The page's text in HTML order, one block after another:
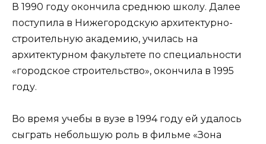
В 1990 году окончила среднюю школу. Далее
поступила в Нижегородскую архитектурно-
строительную академию, училась на
архитектурном факультете по специальности
«городское строительство», окончила в 1995
году.
Во время учебы в вузе в 1994 году ей удалось
сыграть небольшую роль в фильме «Зона